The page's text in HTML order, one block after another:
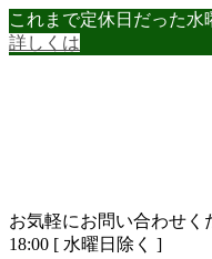
コ
ン
プ
ナ
ビ
動
これまで定休日だった水
詳しくは
お気軽にお問い合わせく
18:00 [ 水曜日除く ]